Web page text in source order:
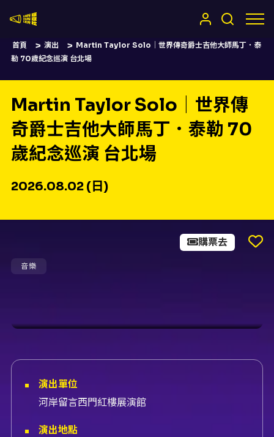
首頁 演出
Martin Taylor Solo｜世界傳奇爵士吉他大師馬丁．泰
勒 70歲紀念巡演 台北場
Martin Taylor Solo｜世界傳
奇爵士吉他大師馬丁．泰勒 70
歲紀念巡演 台北場
2026.08.02 (日)
音樂
購票去
Martin Taylor Solo｜世界傳奇
演出單位
河岸留言西門紅樓展演館
演出地點